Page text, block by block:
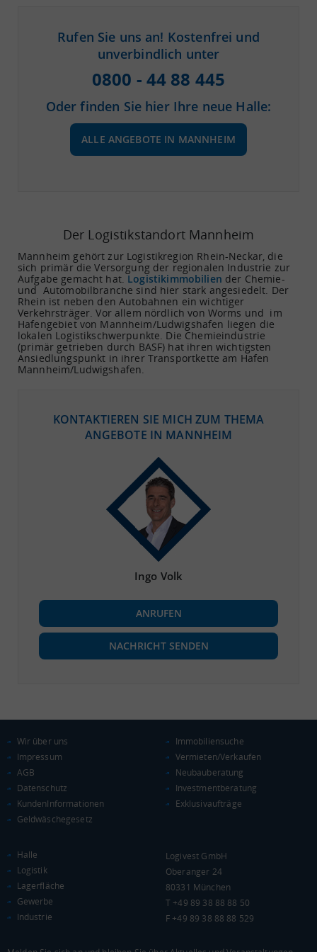
Rufen Sie uns an! Kostenfrei und
unverbindlich unter
0800 - 44 88 445
Oder finden Sie hier Ihre neue Halle:
ALLE ANGEBOTE IN MANNHEIM
Der Logistikstandort Mannheim
Mannheim gehört zur Logistikregion Rhein-Neckar, die
sich primär die Versorgung der regionalen Industrie zur
Aufgabe gemacht hat.Logistikimmobilien der Chemie-
und Automobilbranche sind hier stark angesiedelt. Der
Rhein ist neben den Autobahnen ein wichtiger
Verkehrsträger. Vor allem nördlich von Worms und im
Hafengebiet von Mannheim/Ludwigshafen liegen die
lokalen Logistikschwerpunkte. Die Chemieindustrie
(primär getrieben durch BASF) hat ihren wichtigsten
Ansiedlungspunkt in ihrer Transportkette am Hafen
Mannheim/Ludwigshafen.
KONTAKTIEREN SIE MICH ZUM THEMA
ANGEBOTE IN MANNHEIM
Ingo Volk
ANRUFEN
NACHRICHT SENDEN
Wir über uns
Impressum
AGB
Datenschutz
KundenInformationen
Geldwäschegesetz
Immobiliensuche
Vermieten/Verkaufen
Neubauberatung
Investmentberatung
Exklusivaufträge
Halle
Logistik
Lagerfläche
Gewerbe
Industrie
Logivest GmbH
Oberanger 24
80331 München
T +49 89 38 88 88 50
F +49 89 38 88 88 529